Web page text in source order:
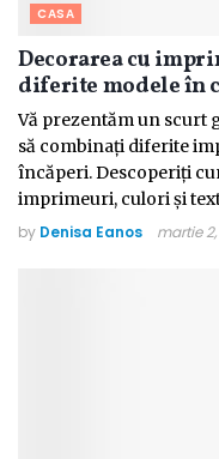
CASA
Decorarea cu
diferite modele în
Vă prezentăm un scurt
să combinați diferite
încăperi. Descoperiți
imprimeuri, culori și
by Denisa Eanos martie